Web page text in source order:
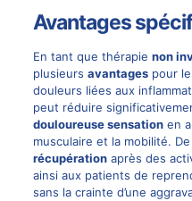
Avantages
En tant que thérapie non
plusieurs avantagespour
douleurs liées aux
peut réduire
douloureuse sensationen
musculaire et la mobilité.
récupérationaprès des
ainsi aux patients de
sans la crainte d’une